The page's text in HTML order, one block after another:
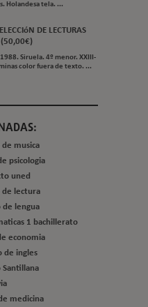
Holandesa tela. ...
DE LECTURAS
(50,00€)
Siruela. 4º menor. XXIII-
color fuera de texto. ...
de musica
psicologia
uned
de lectura
de lengua
1 bachillerato
economia
de ingles
Santillana
medicina